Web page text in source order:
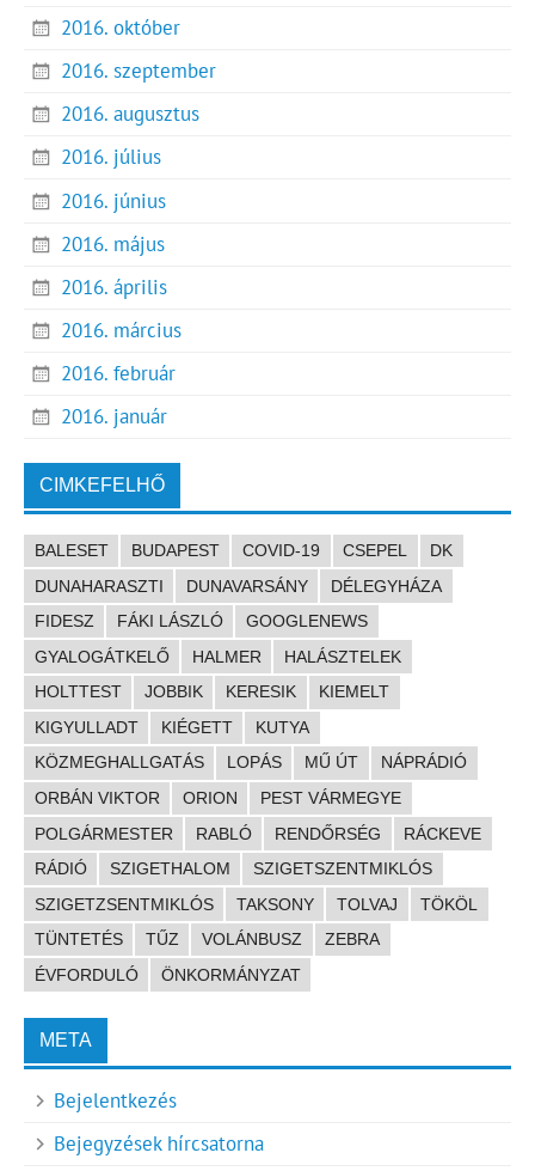
2016. október
2016. szeptember
2016. augusztus
2016. július
2016. június
2016. május
2016. április
2016. március
2016. február
2016. január
CIMKEFELHŐ
BALESET BUDAPEST COVID-19 CSEPEL
DK
DUNAHARASZTI
DUNAVARSÁNY
DÉLEGYHÁZA
FIDESZ
FÁKI LÁSZLÓ
GOOGLENEWS
GYALOGÁTKELŐ
HALMER
HALÁSZTELEK
HOLTTEST
JOBBIK KERESIK
KIEMELT
KIGYULLADT
KIÉGETT
KUTYA
KÖZMEGHALLGATÁS
LOPÁS MŰ ÚT
NÁPRÁDIÓ
ORBÁN VIKTOR
ORION
PEST VÁRMEGYE
POLGÁRMESTER
RABLÓ RENDŐRSÉG
RÁCKEVE
RÁDIÓ
SZIGETHALOM
SZIGETSZENTMIKLÓS
SZIGETZSENTMIKLÓS
TAKSONY TOLVAJ
TÖKÖL
TÜNTETÉS
TŰZ VOLÁNBUSZ
ZEBRA
ÉVFORDULÓ
ÖNKORMÁNYZAT
META
Bejelentkezés
Bejegyzések hírcsatorna